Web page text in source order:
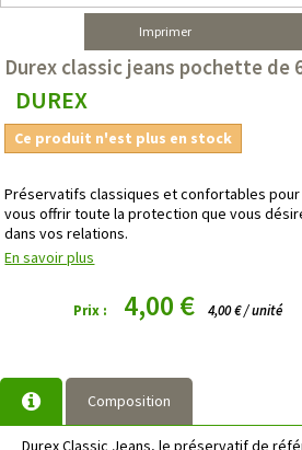
Imprimer
Durex classic jeans pochette de
DUREX
Ce produit n'est plus en stock
Préservatifs classiques et confortables pour
vous offrir toute la protection que vous
dans vos relations.
En savoir plus
Prix : 4,00 € 4,00 € / unité
Composition
Durex Classic Jeans, le préservatif de